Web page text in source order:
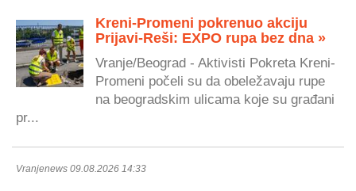
Kreni-Promeni pokrenuo akciju
Prijavi-Reši: EXPO rupa bez dna »
Vranje/Beograd - Aktivisti Pokreta Kreni-
Promeni počeli su da obeležavaju rupe
na beogradskim ulicama koje su građani
pr...
Vranjenews 09.08.2026 14:33